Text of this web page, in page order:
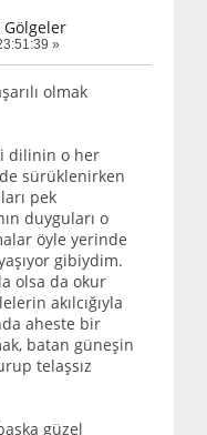
»
olmak
dilinin o her
sürüklenirken
pek
duyguları o
öyle yerinde
gibiydim.
olsa da okur
akılcığıyla
aheste bir
batan güneşin
telaşsız
güzel